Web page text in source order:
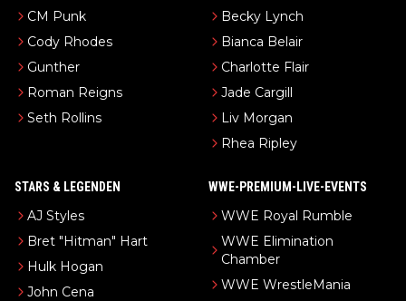
CM Punk
Cody Rhodes
Gunther
Roman Reigns
Seth Rollins
Becky Lynch
Bianca Belair
Charlotte Flair
Jade Cargill
Liv Morgan
Rhea Ripley
STARS & LEGENDEN
AJ Styles
Bret "Hitman" Hart
Hulk Hogan
John Cena
WWE-PREMIUM-LIVE-EVENTS
WWE Royal Rumble
WWE Elimination
Chamber
WWE WrestleMania